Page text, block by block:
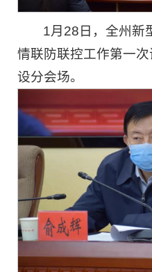
1月28日，全州新
情联防联控工作第一
设分会场。